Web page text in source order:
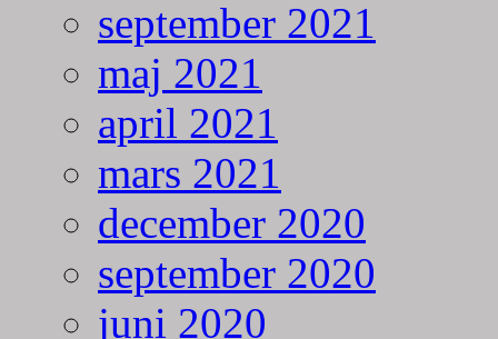
september 2021
maj 2021
april 2021
mars 2021
december 2020
september 2020
juni 2020